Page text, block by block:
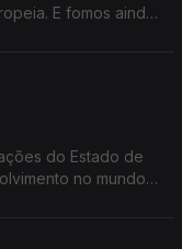
E fomos ainda
do Estado de
no mundo